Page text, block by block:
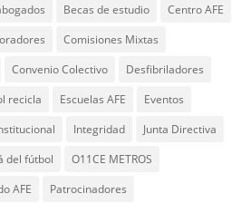
Becas de estudio
Centro AFE
Comisiones Mixtas
Convenio Colectivo
Desfibriladores
recicla Escuelas AFE
Eventos
Integridad
Junta Directiva
del fútbol
O11CE METROS
AFE
Patrocinadores